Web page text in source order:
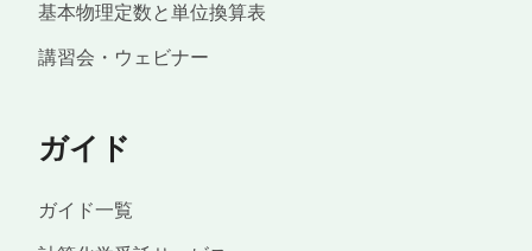
基本物理定数と単位換算表
講習会・ウェビナー
ガイド
ガイド一覧